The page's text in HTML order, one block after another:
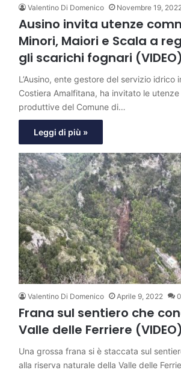
Valentino Di Domenico Novembre 19,
Ausino invita utenze
Minori, Maiori e Scala a
gli scarichi fognari (VIDEO)
L’Ausino, ente gestore del servizio idrico
Costiera Amalfitana, ha invitato le
produttive del Comune di…
Leggi di più »
Valentino Di Domenico Aprile 9, 2022 0
Frana sul sentiero che
Valle delle Ferriere (VIDEO)
Una grossa frana si è staccata sul
alla riserva naturale della Valle delle